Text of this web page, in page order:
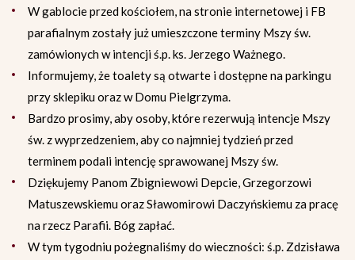
W gablocie przed kościołem, na stronie internetowej i FB
parafialnym zostały już umieszczone terminy Mszy św.
zamówionych w intencji ś.p. ks. Jerzego Ważnego.
Informujemy, że toalety są otwarte i dostępne na parkingu
przy sklepiku oraz w Domu Pielgrzyma.
Bardzo prosimy, aby osoby, które rezerwują intencje Mszy
św. z wyprzedzeniem, aby co najmniej tydzień przed
terminem podali intencję sprawowanej Mszy św.
Dziękujemy Panom Zbigniewowi Depcie, Grzegorzowi
Matuszewskiemu oraz Sławomirowi Daczyńskiemu za pracę
na rzecz Parafii. Bóg zapłać.
W tym tygodniu pożegnaliśmy do wieczności: ś.p. Zdzisława